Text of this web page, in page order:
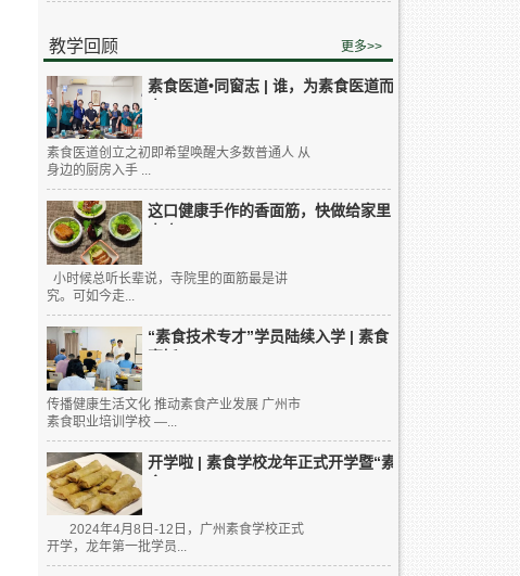
教学回顾 更多>>
素食医道•同窗志 | 谁，为素食医道而
素食医道创立之初即希望唤醒大多数普通人 从
身边的厨房入手 ...
这口健康手作的香面筋，快做给家里
小时候总听长辈说，寺院里的面筋最是讲
究。可如今走...
“素食技术专才”学员陆续入学 | 素食
传播健康生活文化 推动素食产业发展 广州市
素食职业培训学校 —...
开学啦 | 素食学校龙年正式开学暨“素
食...
2024年4月8日-12日，广州素食学校正式
开学，龙年第一批学员...